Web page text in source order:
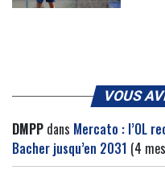
VOUS
DMPP dans Mercato : l’OL
Bacher jusqu’en 2031 (4